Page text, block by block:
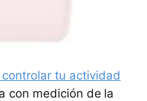
tu actividad
con medición de la